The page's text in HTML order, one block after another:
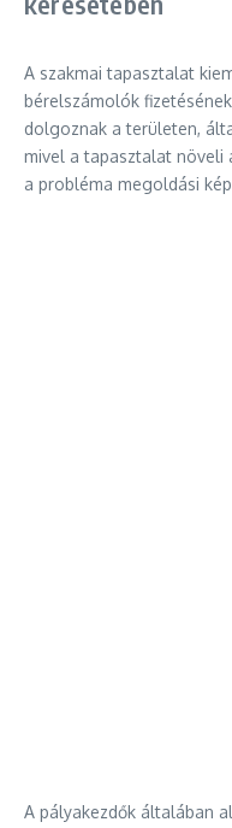
A szakmai tapasztalat
bérelszámolók
dolgoznak a területen,
mivel a tapasztalat növeli
a probléma megoldási
A pályakezdők általában